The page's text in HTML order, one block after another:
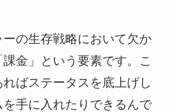
の生存戦略において欠か
金」という要素です。こ
ばステータスを底上げし
手に入れたりできるんで